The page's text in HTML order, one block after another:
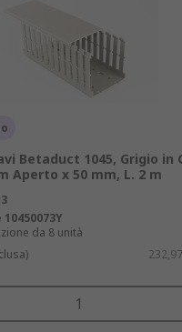
Betaduct 1045, Grigio in
Aperto x 50 mm, L. 2 m
10450073Y
da 8 unità